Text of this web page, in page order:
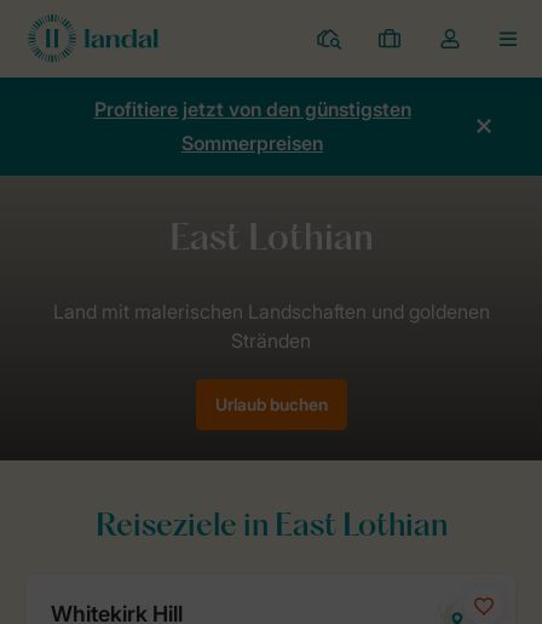
Ferienparks
Meine
Buchungen
Dropdown-
Menü
Kontos
Profitiere jetzt von den günstigsten
Sommerpreisen
Vereinigtes Königreich
Urlaub buchen